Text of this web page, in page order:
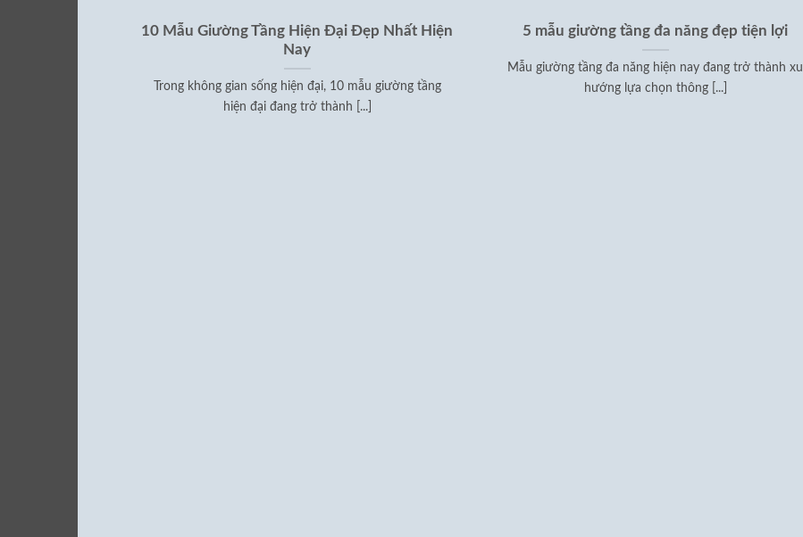
10 Mẫu Giường Tầng Hiện Đại Đẹp Nhất Hiện
Nay
Trong không gian sống hiện đại, 10 mẫu giường tầng
hiện đại đang trở thành [...]
5 mẫu giường tầng đa năng đẹp tiện lợi
Mẫu giường tầng đa năng hiện nay đang trở thành xu
hướng lựa chọn thông [...]